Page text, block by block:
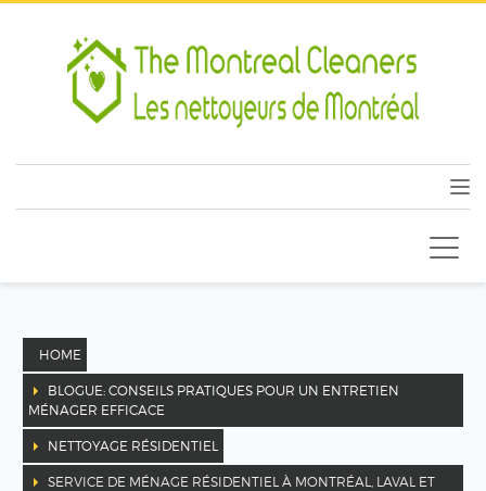
HOME
BLOGUE: CONSEILS PRATIQUES POUR UN ENTRETIEN
MÉNAGER EFFICACE
NETTOYAGE RÉSIDENTIEL
SERVICE DE MÉNAGE RÉSIDENTIEL À MONTRÉAL, LAVAL ET